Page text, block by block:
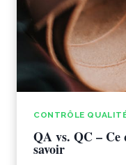
CONTRÔLE
QA vs. QC – Ce
savoir